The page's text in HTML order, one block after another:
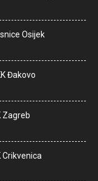
Osijek
Đakovo
Zagreb
Crikvenica